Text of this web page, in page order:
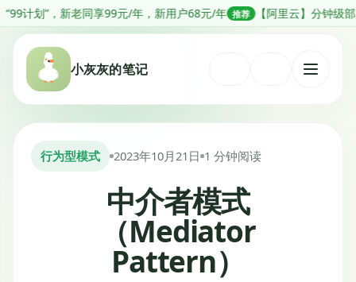
跳
转
新老同享99元/年，新用户68元/年 推荐 【阿里云】分钟级部署
小灰灰的笔记
打
行为型模式 2023年10月21日 1 分钟阅读
中介者模式
（Mediator
Pattern）